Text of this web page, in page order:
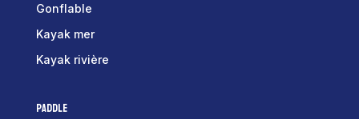
Gonflable
Kayak mer
Kayak rivière
Paddle